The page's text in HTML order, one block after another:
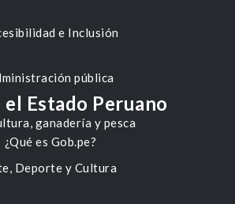
e Inclusión
pública
ganadería y pesca
Deporte y Cultura
el Estado Peruano
¿Qué es Gob.pe?